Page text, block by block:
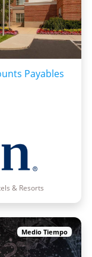
Payables
& Resorts
Medio Tiempo